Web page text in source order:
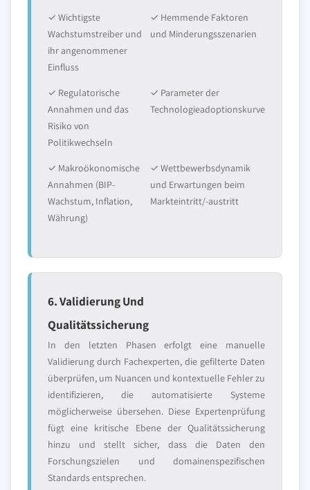
✓ Wichtigste
Wachstumstreiber und
ihr angenommener
Einfluss
✓ Hemmende Faktoren
und Minderungsszenarien
✓ Regulatorische
Annahmen und das
Risiko von
Politikwechseln
✓ Parameter der
Technologieadoptionskurve
✓ Makroökonomische
Annahmen (BIP-
Wachstum, Inflation,
Währung)
✓ Wettbewerbsdynamik
und Erwartungen beim
Markteintritt/-austritt
6. Validierung Und
Qualitätssicherung
In den letzten Phasen erfolgt eine manuelle
Validierung durch Fachexperten, die gefilterte Daten
überprüfen, um Nuancen und kontextuelle Fehler zu
identifizieren, die automatisierte Systeme
möglicherweise übersehen. Diese Expertenprüfung
fügt eine kritische Ebene der Qualitätssicherung
hinzu und stellt sicher, dass die Daten den
Forschungszielen und domainenspezifischen
Standards entsprechen.